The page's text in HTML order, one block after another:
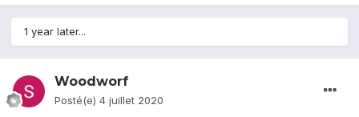
1 year later...
Woodworf
Posté(e) 4 juillet 2020